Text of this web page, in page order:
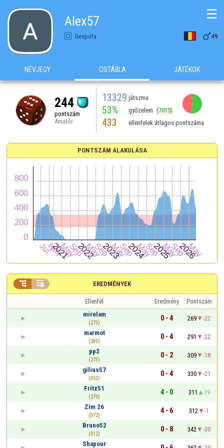
Alex57
Despota 49
☰
NÉVJEGY OSTÁBLA JÁTÉKOK
244
pontszám
Amatőr
13329 játszma
53% győzelem (7015)
433 ellenfelek átlagos pontszáma
PONTSZÁM ALAKULÁSA
EREDMÉNYEK
 
Ellenfél Eredmény
Pontszám
mirelam
(275)
0 - 4 269
-22
marmot
(293)
0 - 4 291
-22
pp2
(273)
0 - 2 309
-18
gilius57
(352)
0 - 4 330
-21
Fritz51
(270)
4 - 0 311
19
Zim 26
(372)
4 - 6 312
-1
Bruno52
(312)
0 - 8 342
-30
Shapour